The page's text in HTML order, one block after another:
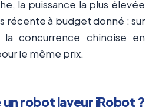
la puissance la plus élevée
récente à budget donné : sur
concurrence chinoise en
le même prix.
robot laveur iRobot ?